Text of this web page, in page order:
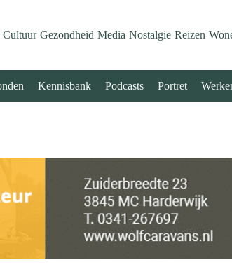
Cultuur Gezondheid Media Nostalgie Reizen
Kennisbank Podcasts Portret